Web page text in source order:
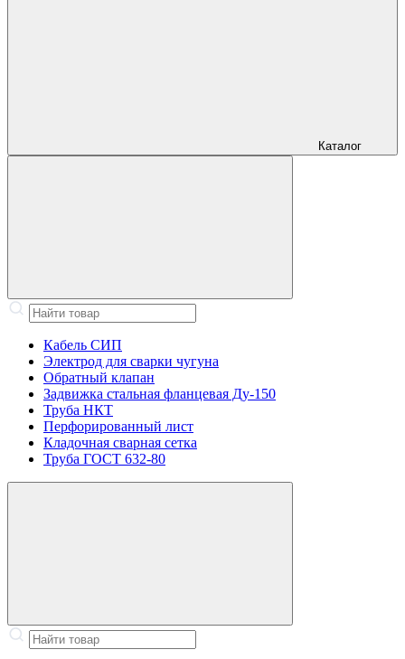
Каталог
Кабель СИП
Электрод для сварки чугуна
Обратный клапан
Задвижка стальная фланцевая Ду-150
Труба НКТ
Перфорированный лист
Кладочная сварная сетка
Труба ГОСТ 632-80